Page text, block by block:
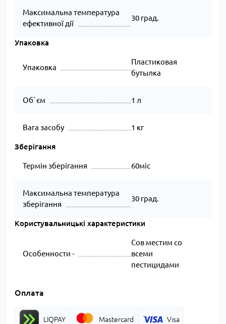
Максимальна температура
ефективної дії
30 град.
Упаковка
Упаковка
Пластиковая
бутылка
Об`єм 1 л
Вага засобу 1 кг
Зберігання
Термін зберігання 60міс
Максимальна температура
зберігання
30 град.
Користувальницькі характеристики
Особенности -
Сов местим со
всеми
пестицидами
Оплата
LIQPAY Mastercard Visa